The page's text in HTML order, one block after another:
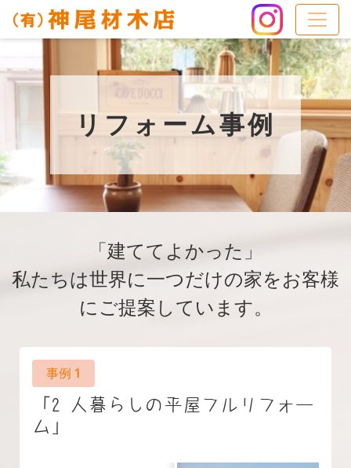
リフォーム事例
「建ててよかった」
私たちは世界に一つだけの家をお客様
にご提案しています。
「2 人暮らしの平屋フルリフォー
ム」